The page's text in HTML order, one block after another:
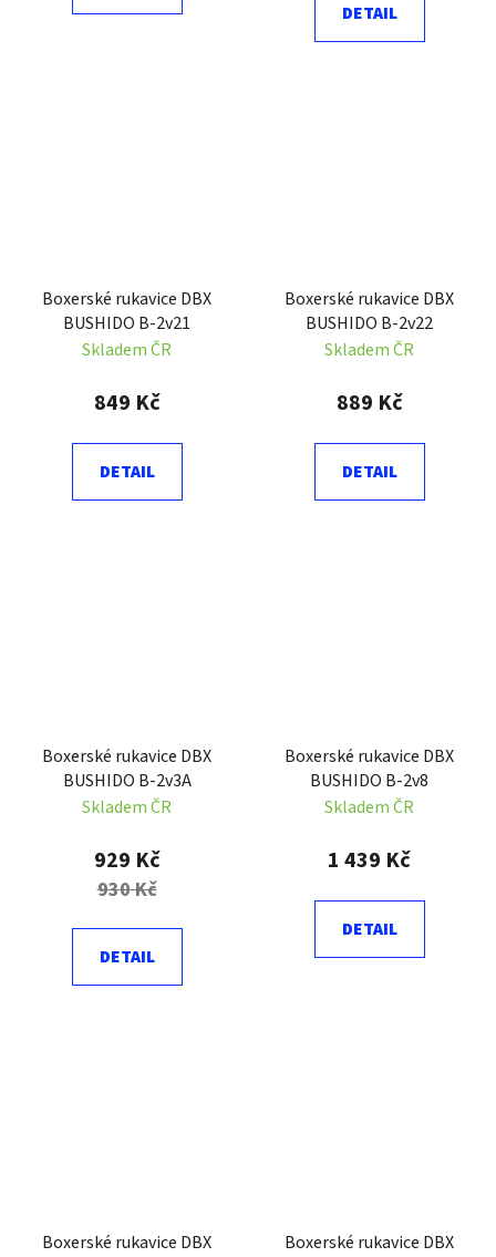
DETAIL
Boxerské rukavice DBX
BUSHIDO B-2v21
Skladem ČR
849 Kč
DETAIL
Boxerské rukavice DBX
BUSHIDO B-2v22
Skladem ČR
889 Kč
DETAIL
Boxerské rukavice DBX
BUSHIDO B-2v3A
Skladem ČR
929 Kč
930 Kč
DETAIL
Boxerské rukavice DBX
BUSHIDO B-2v8
Skladem ČR
1 439 Kč
DETAIL
Boxerské rukavice DBX
Boxerské rukavice DBX